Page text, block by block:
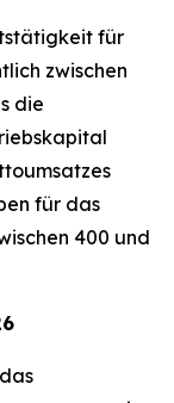
für
zwischen
die
für das
400 und